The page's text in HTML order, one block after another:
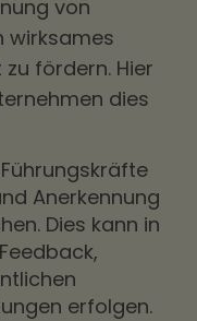
von
wirksames
fördern. Hier
dies
Führungskräfte
Anerkennung
Dies kann in
erfolgen.